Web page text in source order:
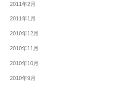
2011年2月
2011年1月
2010年12月
2010年11月
2010年10月
2010年9月